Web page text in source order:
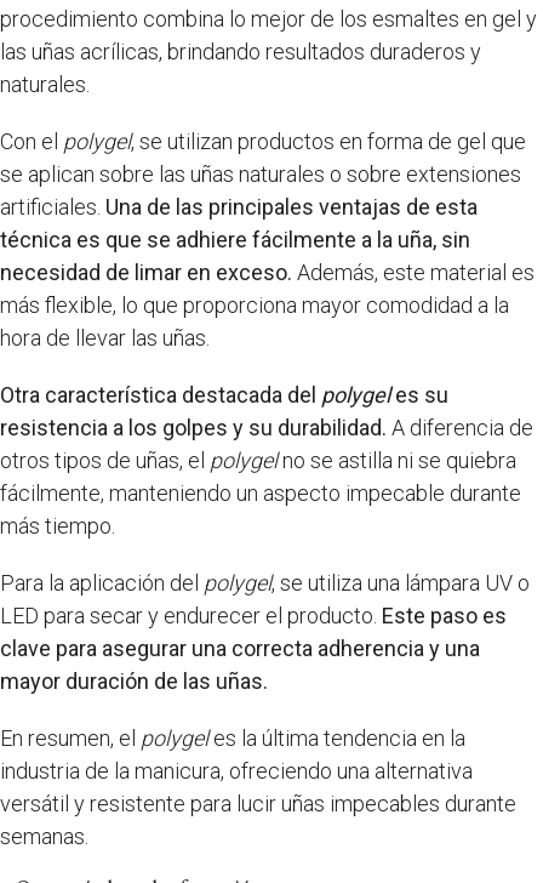
procedimiento combina lo mejor de los esmaltes en gel y
las uñas acrílicas, brindando resultados duraderos y
naturales.
Con el polygel, se utilizan productos en forma de gel que
se aplican sobre las uñas naturales o sobre extensiones
artificiales. Una de las principales ventajas de esta
técnica es que se adhiere fácilmente a la uña, sin
necesidad de limar en exceso. Además, este material es
más flexible, lo que proporciona mayor comodidad a la
hora de llevar las uñas.
Otra característica destacada del polygeles su
resistencia a los golpes y su durabilidad. A diferencia de
otros tipos de uñas, el polygelno se astilla ni se quiebra
fácilmente, manteniendo un aspecto impecable durante
más tiempo.
Para la aplicación del polygel, se utiliza una lámpara UV o
LED para secar y endurecer el producto. Este paso es
clave para asegurar una correcta adherencia y una
mayor duración de las uñas.
En resumen, el polygeles la última tendencia en la
industria de la manicura, ofreciendo una alternativa
versátil y resistente para lucir uñas impecables durante
semanas.